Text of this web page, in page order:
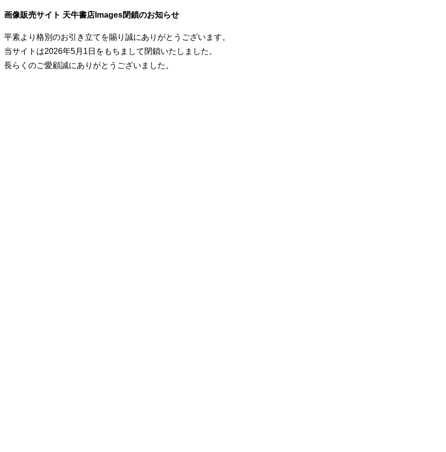
画像販売サイト 天牛書店Images閉鎖のお知らせ
平素より格別のお引き立てを賜り誠にありがとうございます。
当サイトは2026年5月1日をもちまして閉鎖いたしました。
長らくのご愛顧誠にありがとうございました。